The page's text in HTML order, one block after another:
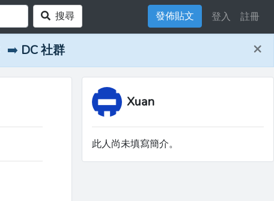
搜尋 發佈貼文 登入 註冊
➡️ DC 社群 ×
Xuan
此人尚未填寫簡介。